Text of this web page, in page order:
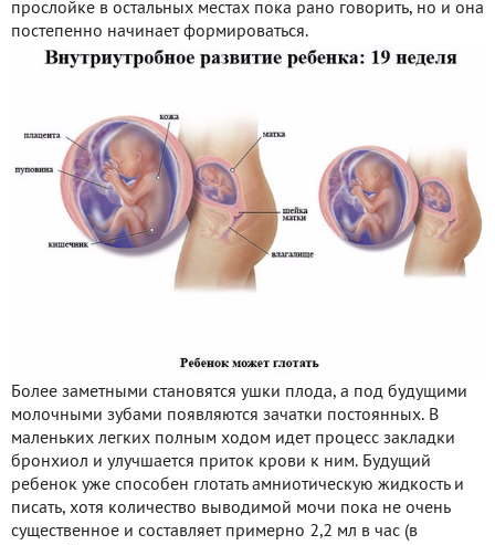
прослойке в остальных местах пока рано говорить, но и она
постепенно начинает формироваться.
Более заметными становятся ушки плода, а под будущими
молочными зубами появляются зачатки постоянных. В
маленьких легких полным ходом идет процесс закладки
бронхиол и улучшается приток крови к ним. Будущий
ребенок уже способен глотать амниотическую жидкость и
писать, хотя количество выводимой мочи пока не очень
существенное и составляет примерно 2,2 мл в час (в